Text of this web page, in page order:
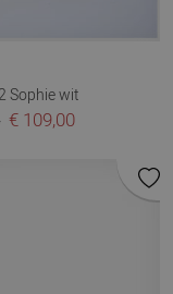
Sophie wit
€ 109,00